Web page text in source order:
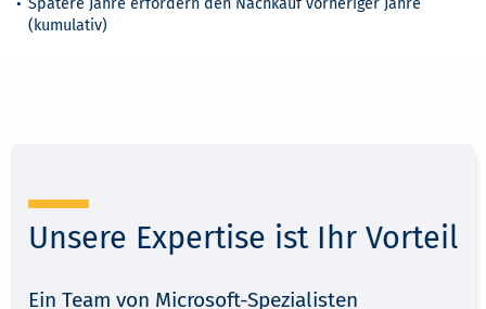
(kumulativ)